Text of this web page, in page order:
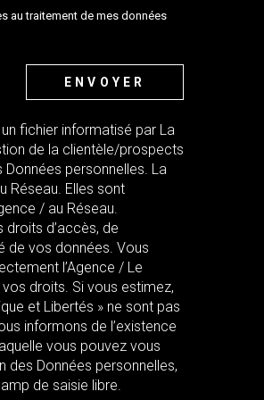
au traitement de mes données
ENVOYER
fichier informatisé par La
de la clientèle/prospects
personnelles. La
Réseau. Elles sont
/ au Réseau.
d’accès, de
de vos données. Vous
l’Agence / Le
droits. Si vous estimez,
et Libertés » ne sont pas
informons de l’existence
vous pouvez vous
des Données personnelles,
de saisie libre.